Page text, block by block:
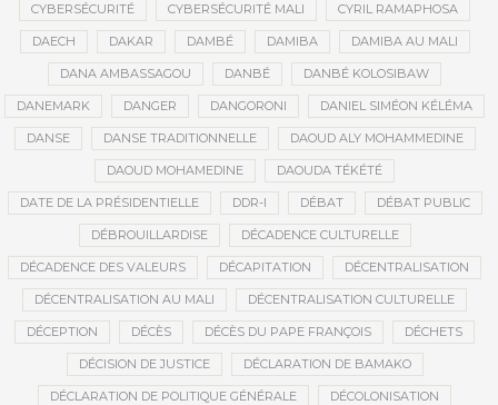
CYBERSÉCURITÉ CYBERSÉCURITÉ MALI CYRIL RAMAPHOSA
DAECH DAKAR DAMBÉ DAMIBA DAMIBA AU MALI
DANA AMBASSAGOU DANBÉ DANBÉ KOLOSIBAW
DANEMARK DANGER DANGORONI DANIEL SIMÉON KÉLÉMA
DANSE DANSE TRADITIONNELLE DAOUD ALY MOHAMMEDINE
DAOUD MOHAMEDINE DAOUDA TÉKÉTÉ
DATE DE LA PRÉSIDENTIELLE DDR-I DÉBAT DÉBAT PUBLIC
DÉBROUILLARDISE DÉCADENCE CULTURELLE
DÉCADENCE DES VALEURS DÉCAPITATION DÉCENTRALISATION
DÉCENTRALISATION AU MALI DÉCENTRALISATION CULTURELLE
DÉCEPTION DÉCÈS DÉCÈS DU PAPE FRANÇOIS DÉCHETS
DÉCISION DE JUSTICE DÉCLARATION DE BAMAKO
DÉCLARATION DE POLITIQUE GÉNÉRALE DÉCOLONISATION